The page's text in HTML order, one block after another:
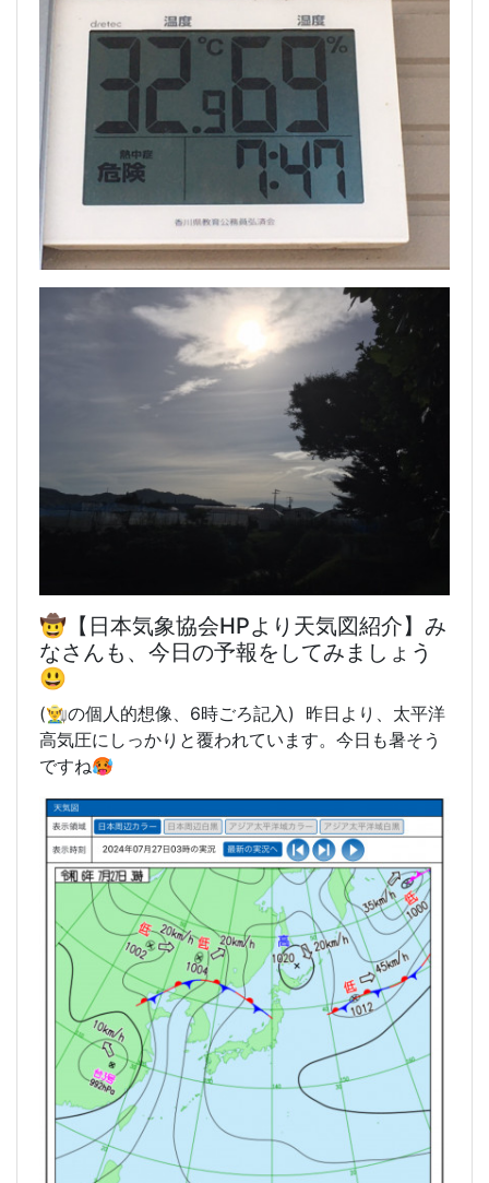
🤠【日本気象協会HPより天気図紹介】み
なさんも、今日の予報をしてみましょう
😃
(👨‍🌾の個人的想像、6時ごろ記入) 昨日より、太平洋
高気圧にしっかりと覆われています。今日も暑そう
ですね🥵